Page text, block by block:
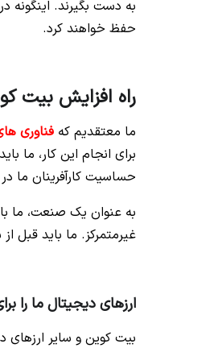
به دست بگیرند. اینگونه
حفظ خواهند کرد.
راه افزایش بیت
ما معتقدیم که فناوری
برای انجام این کار، ما
حساسیت کارآفرینان ما
به عنوان یک صنعت، ما
غیرمتمرکز. ما باید قبل
ارزهای دیجیتال ما را
بیت کوین و سایر ارزهای